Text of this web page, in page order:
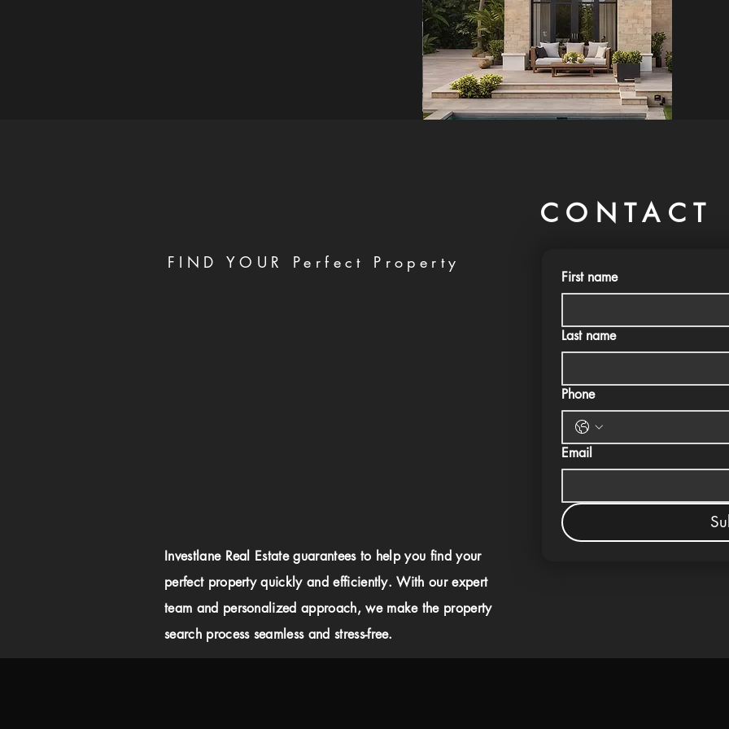
CONTACT
FIND YOUR Perfect Property
Investlane Real Estate guarantees to help you find your
perfect property quickly and efficiently. With our expert
team and personalized approach, we make the property
search process seamless and stress-free.
First name
Last name
Phone
Email